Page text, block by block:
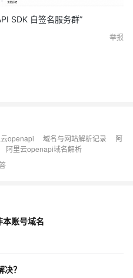
SDK 自签名服务群”
举报
openapi 域名与网站解析记录
阿
阿里云openapi域名解析
账号域名
？